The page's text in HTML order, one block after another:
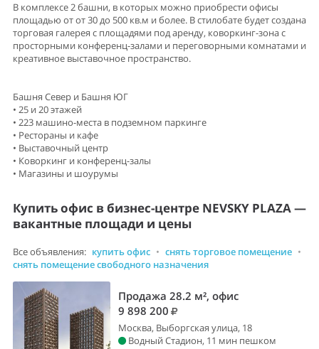
В комплексе 2 башни, в которых можно приобрести офисы
площадью от от 30 до 500 кв.м и более. В стилобате будет создана
торговая галерея с площадями под аренду, коворкинг-зона с
просторными конференц-залами и переговорными комнатами и
креативное выставочное пространство.
Башня Север и Башня ЮГ
• 25 и 20 этажей
• 223 машино-места в подземном паркинге
• Рестораны и кафе
• Выставочный центр
• Коворкинг и конференц-залы
• Магазины и шоурумы
Купить офис в бизнес-центре NEVSKY PLAZA —
вакантные площади и цены
Все объявления: купить офис • снять торговое помещение •
снять помещение свободного назначения
Продажа 28.2 м², офис
9 898 200
Москва, Выборгская улица, 18
Водный Стадион, 11 мин пешком